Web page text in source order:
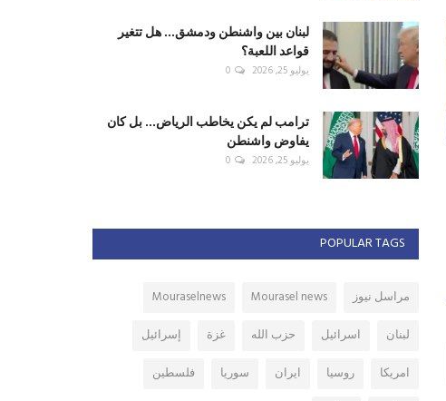
لبنان بين واشنطن ودمشق... هل تتغير
قواعد اللعبة؟
يوليو 25, 2026 0
ترامب لم يكن يخاطب الرياض... بل كان
يفاوض واشنطن
يوليو 25, 2026 0
POPULAR TAGS
مراسل نيوز Mourasel news
Mouraselnews
لبنان
اسرائيل حزب الله غزة
إسرائيل
امريكا
روسيا ايران سوريا
فلسطين